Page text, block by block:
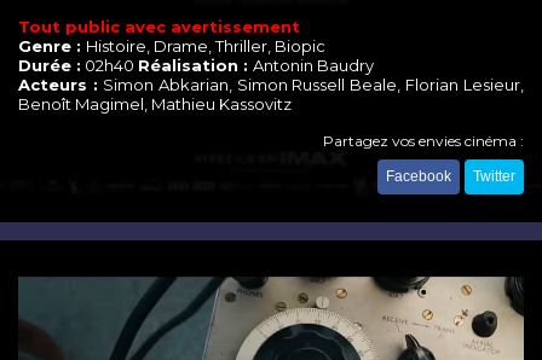
Tout public avec avertissement
Genre : Histoire, Drame, Thriller, Biopic
Durée : 02h40 Réalisation : Antonin Baudry
Acteurs : Simon Abkarian, Simon Russell Beale, Florian Lesieur,
Benoît Magimel, Mathieu Kassovitz
Partagez vos envies cinéma :
Facebook Twitter